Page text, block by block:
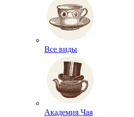
Все виды
Академия Чая